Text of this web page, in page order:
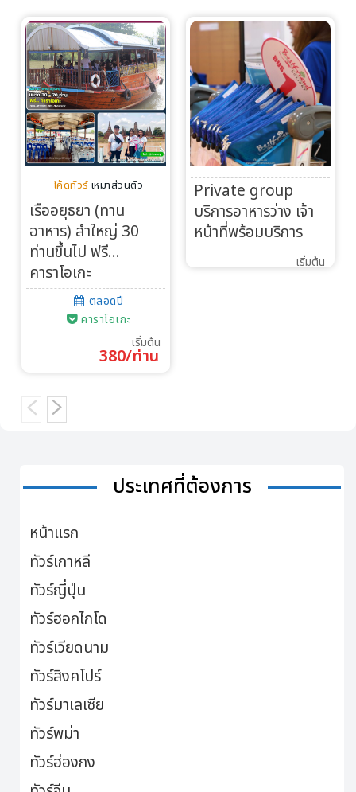
โค้ดทัวร์ เหมาส่วนตัว
เรืออยุธยา (ทาน
อาหาร) ลำใหญ่ 30
ท่านขึ้นไป ฟรี…
คาราโอเกะ
ตลอดปี
คาราโอเกะ
เริ่มต้น
380/ท่าน
Private group
บริการอาหารว่าง เจ้า
หน้าที่พร้อมบริการ
เริ่มต้น
ประเทศที่ต้องการ
หน้าแรก
ทัวร์เกาหลี
ทัวร์ญี่ปุ่น
ทัวร์ฮอกไกโด
ทัวร์เวียดนาม
ทัวร์สิงคโปร์
ทัวร์มาเลเซีย
ทัวร์พม่า
ทัวร์ฮ่องกง